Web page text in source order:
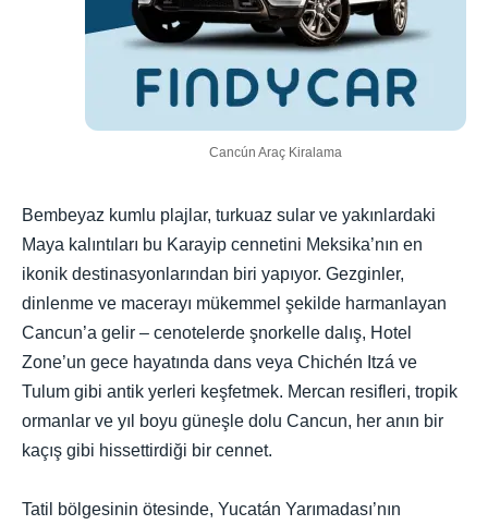
Cancún Araç Kiralama
Bembeyaz kumlu plajlar, turkuaz sular ve yakınlardaki
Maya kalıntıları bu Karayip cennetini Meksika’nın en
ikonik destinasyonlarından biri yapıyor. Gezginler,
dinlenme ve macerayı mükemmel şekilde harmanlayan
Cancun’a gelir – cenotelerde şnorkelle dalış, Hotel
Zone’un gece hayatında dans veya Chichén Itzá ve
Tulum gibi antik yerleri keşfetmek. Mercan resifleri, tropik
ormanlar ve yıl boyu güneşle dolu Cancun, her anın bir
kaçış gibi hissettirdiği bir cennet.
Tatil bölgesinin ötesinde, Yucatán Yarımadası’nın